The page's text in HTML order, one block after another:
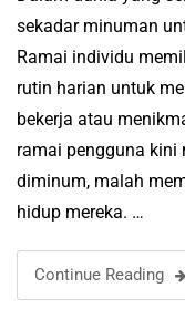
sekadar minuman
Ramai individu
rutin harian untuk
bekerja atau
ramai pengguna kini
diminum, malah
hidup mereka. …
Continue Reading